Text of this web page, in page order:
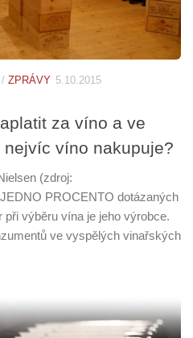
/ ZPRÁVY 5.10.2015
za víno a ve
víno nakupuje?
(zdroj:
PROCENTO dotázaných
při výběru vína je jeho výrobce.
ve vyspělých vinařských